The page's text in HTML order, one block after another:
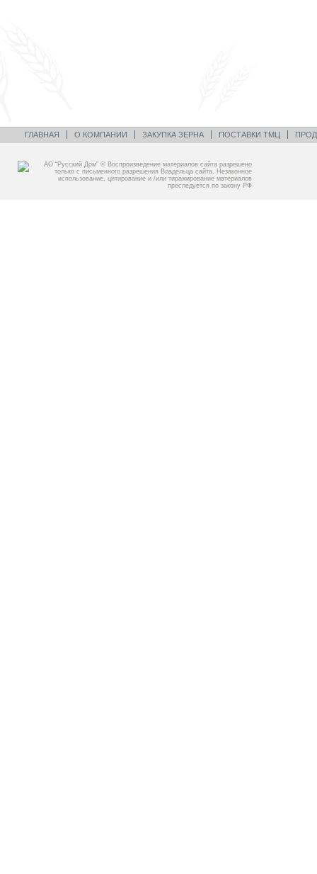
ГЛАВНАЯ О КОМПАНИИ ЗАКУПКА ЗЕРНА ПОСТАВКИ ТМЦ
АО “Русский Дом” © Воспроизведение материалов сайта разрешено
только с письменного разрешения Владельца сайта. Незаконное
использование, цитирование и /или тиражирование материалов
преследуется по закону РФ